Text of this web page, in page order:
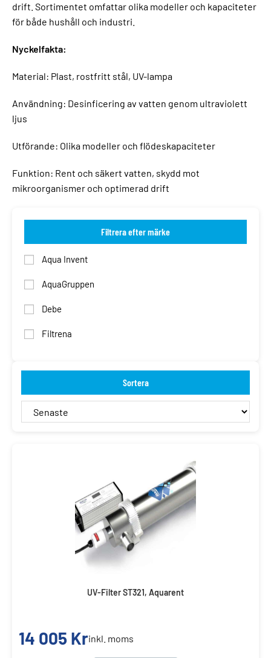
drift. Sortimentet omfattar olika modeller och kapaciteter
för både hushåll och industri.
Nyckelfakta:
Material: Plast, rostfritt stål, UV-lampa
Användning: Desinficering av vatten genom ultraviolett
ljus
Utförande: Olika modeller och flödeskapaciteter
Funktion: Rent och säkert vatten, skydd mot
mikroorganismer och optimerad drift
Filtrera efter märke
Aqua Invent
AquaGruppen
Debe
Filtrena
Sortera
UV-Filter ST321, Aquarent
14 005 Krinkl. moms